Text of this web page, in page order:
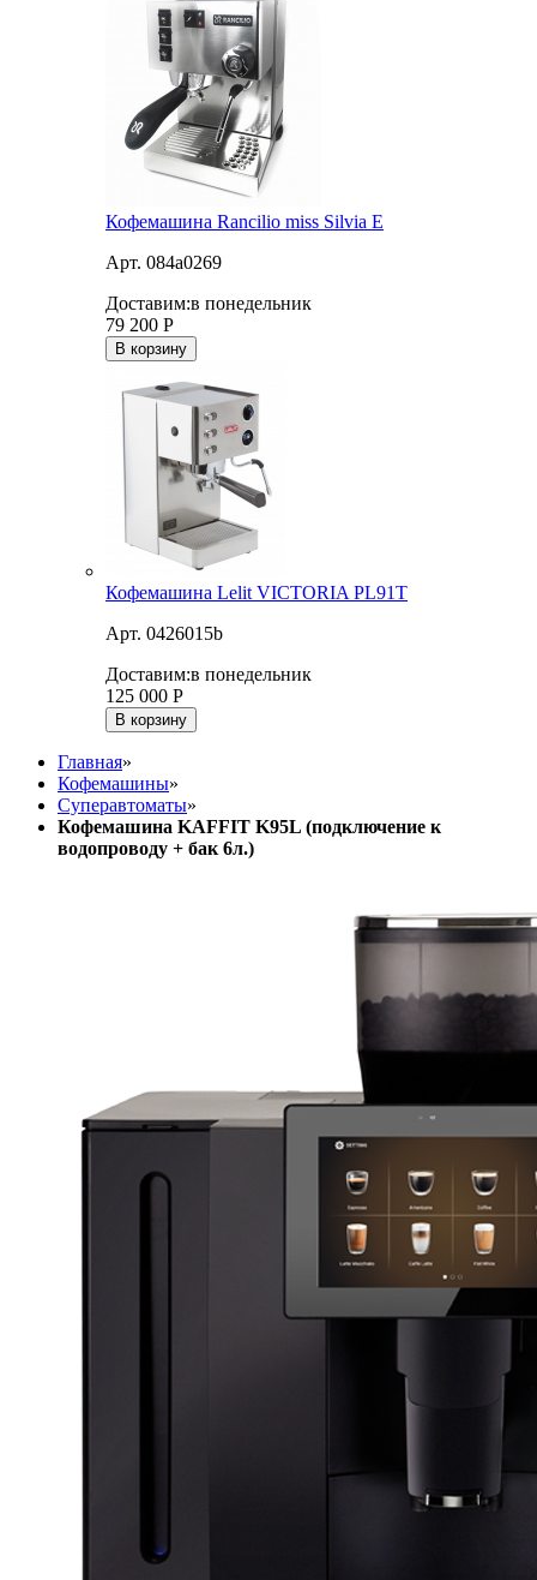
Кофемашина Rancilio miss Silvia E
Арт. 084a0269
Доставим:в понедельник
79 200 Р
В корзину
Кофемашина Lelit VICTORIA PL91T
Арт. 0426015b
Доставим:в понедельник
125 000 Р
В корзину
Главная»
Кофемашины»
Суперавтоматы»
Кофемашина KAFFIT K95L (подключение к
водопроводу + бак 6л.)